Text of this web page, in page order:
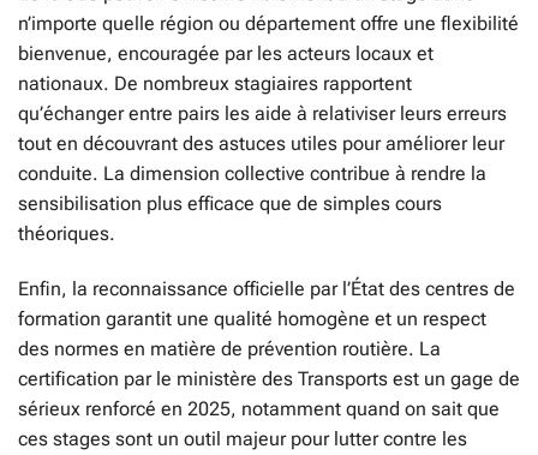
n’importe quelle région ou département offre une flexibilité
bienvenue, encouragée par les acteurs locaux et
nationaux. De nombreux stagiaires rapportent
qu’échanger entre pairs les aide à relativiser leurs erreurs
tout en découvrant des astuces utiles pour améliorer leur
conduite. La dimension collective contribue à rendre la
sensibilisation plus efficace que de simples cours
théoriques.
Enfin, la reconnaissance officielle par l’État des centres de
formation garantit une qualité homogène et un respect
des normes en matière de prévention routière. La
certification par le ministère des Transports est un gage de
sérieux renforcé en 2025, notamment quand on sait que
ces stages sont un outil majeur pour lutter contre les